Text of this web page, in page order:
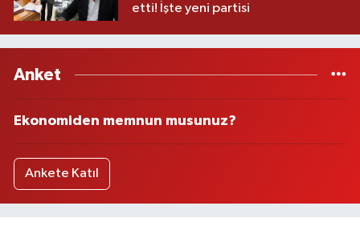
etti! İşte yeni partisi
Anket
Ekonomiden memnun musunuz?
Ankete Katıl